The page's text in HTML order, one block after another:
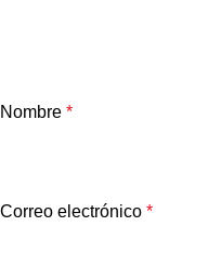
Nombre *
Correo electrónico *